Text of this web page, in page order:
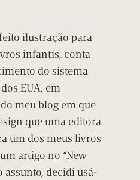
ilustração para
infantis, conta
do sistema
EUA, em
meu blog em que
que uma editora
um dos meus livros
artigo no “New
assunto, decidi usá-